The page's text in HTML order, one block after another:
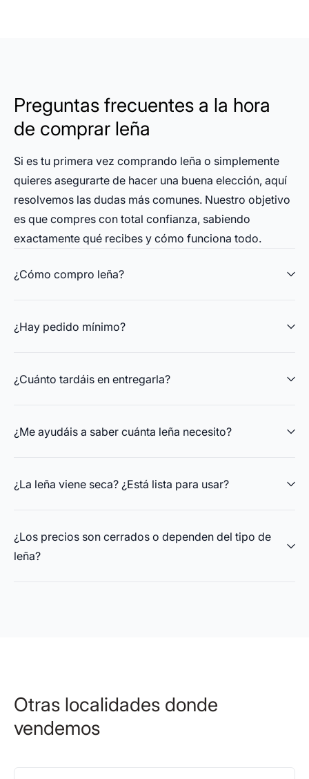
Preguntas frecuentes a la hora
de comprar leña
Si es tu primera vez comprando leña o simplemente
quieres asegurarte de hacer una buena elección, aquí
resolvemos las dudas más comunes. Nuestro objetivo
es que compres con total confianza, sabiendo
exactamente qué recibes y cómo funciona todo.
¿Cómo compro leña?
¿Hay pedido mínimo?
¿Cuánto tardáis en entregarla?
¿Me ayudáis a saber cuánta leña necesito?
¿La leña viene seca? ¿Está lista para usar?
¿Los precios son cerrados o dependen del tipo de
leña?
Otras localidades donde
vendemos